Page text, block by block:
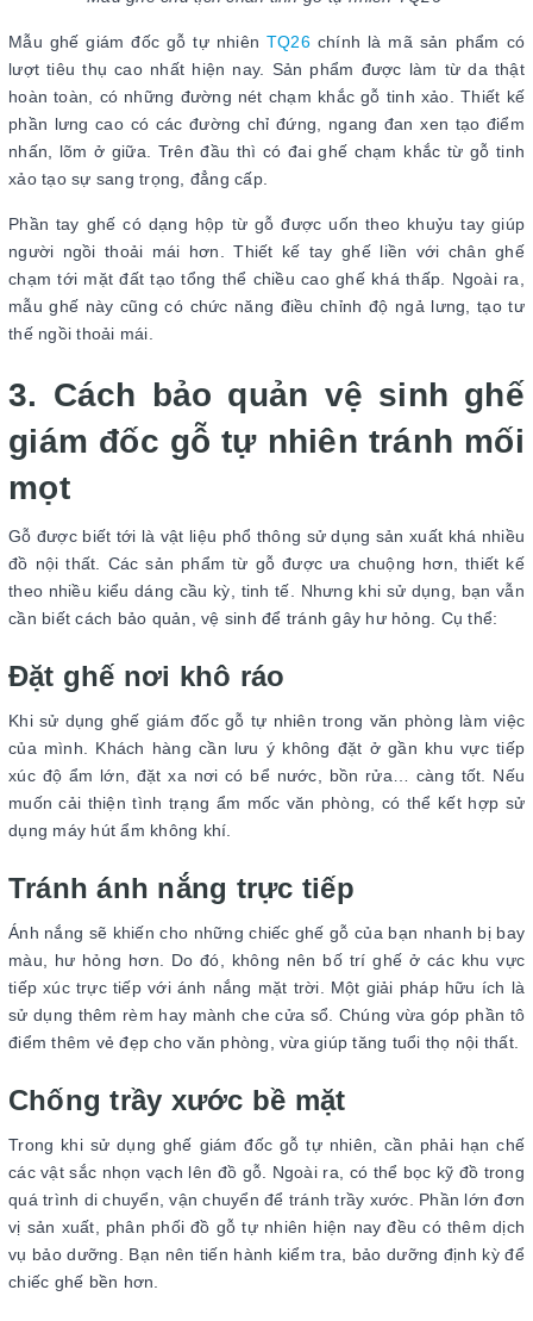
Mẫu ghế giám đốc gỗ tự nhiên TQ26chính là mã sản phẩm có
lượt tiêu thụ cao nhất hiện nay. Sản phẩm được làm từ da thật
hoàn toàn, có những đường nét chạm khắc gỗ tinh xảo. Thiết kế
phần lưng cao có các đường chỉ đứng, ngang đan xen tạo điểm
nhấn, lõm ở giữa. Trên đầu thì có đai ghế chạm khắc từ gỗ tinh
xảo tạo sự sang trọng, đẳng cấp.
Phần tay ghế có dạng hộp từ gỗ được uốn theo khuỷu tay giúp
người ngồi thoải mái hơn. Thiết kế tay ghế liền với chân ghế
chạm tới mặt đất tạo tổng thể chiều cao ghế khá thấp. Ngoài ra,
mẫu ghế này cũng có chức năng điều chỉnh độ ngả lưng, tạo tư
thế ngồi thoải mái.
3. Cách bảo quản vệ sinh ghế
giám đốc gỗ tự nhiên tránh mối
mọt
Gỗ được biết tới là vật liệu phổ thông sử dụng sản xuất khá nhiều
đồ nội thất. Các sản phẩm từ gỗ được ưa chuộng hơn, thiết kế
theo nhiều kiểu dáng cầu kỳ, tinh tế. Nhưng khi sử dụng, bạn vẫn
cần biết cách bảo quản, vệ sinh để tránh gây hư hỏng. Cụ thể:
Đặt ghế nơi khô ráo
Khi sử dụng ghế giám đốc gỗ tự nhiên trong văn phòng làm việc
của mình. Khách hàng cần lưu ý không đặt ở gần khu vực tiếp
xúc độ ẩm lớn, đặt xa nơi có bể nước, bồn rửa… càng tốt. Nếu
muốn cải thiện tình trạng ẩm mốc văn phòng, có thể kết hợp sử
dụng máy hút ẩm không khí.
Tránh ánh nắng trực tiếp
Ánh nắng sẽ khiến cho những chiếc ghế gỗ của bạn nhanh bị bay
màu, hư hỏng hơn. Do đó, không nên bố trí ghế ở các khu vực
tiếp xúc trực tiếp với ánh nắng mặt trời. Một giải pháp hữu ích là
sử dụng thêm rèm hay mành che cửa sổ. Chúng vừa góp phần tô
điểm thêm vẻ đẹp cho văn phòng, vừa giúp tăng tuổi thọ nội thất.
Chống trầy xước bề mặt
Trong khi sử dụng ghế giám đốc gỗ tự nhiên, cần phải hạn chế
các vật sắc nhọn vạch lên đồ gỗ. Ngoài ra, có thể bọc kỹ đồ trong
quá trình di chuyển, vận chuyển để tránh trầy xước. Phần lớn đơn
vị sản xuất, phân phối đồ gỗ tự nhiên hiện nay đều có thêm dịch
vụ bảo dưỡng. Bạn nên tiến hành kiểm tra, bảo dưỡng định kỳ để
chiếc ghế bền hơn.